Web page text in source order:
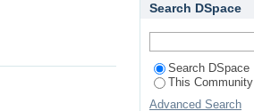
Search DSpace
Search DSpace
This Community
Advanced Search